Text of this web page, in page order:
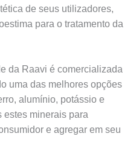
de seus utilizadores,
para o tratamento da
da Raavi é comercializada
uma das melhores opções
alumínio, potássio e
estes minerais para
e agregar em seu